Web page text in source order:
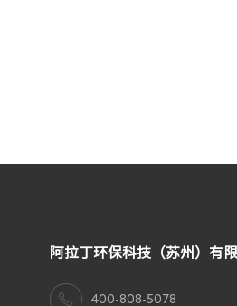
阿拉丁环保科技（苏州）有
400-808-5078